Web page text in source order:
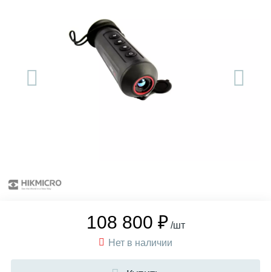
108 800 ₽ /шт
Нет в наличии